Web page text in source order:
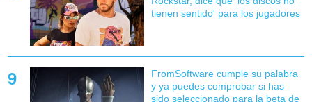
tienen sentido' para los jugadores
FromSoftware cumple su palabra
y ya puedes comprobar si has
sido seleccionado para la beta de